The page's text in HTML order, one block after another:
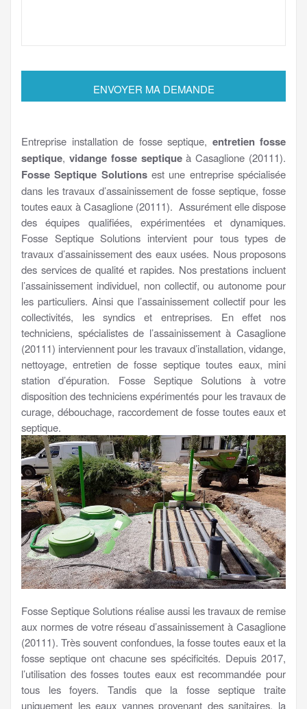
Entreprise installation de fosse septique, entretien fosse
septique, vidange fosse septiqueà Casaglione (20111).
Fosse Septique Solutionsest une entreprise spécialisée
dans les travaux d’assainissement de fosse septique, fosse
toutes eaux à Casaglione (20111). Assurément elle dispose
des équipes qualifiées, expérimentées et dynamiques.
Fosse Septique Solutions intervient pour tous types de
travaux d’assainissement des eaux usées. Nous proposons
des services de qualité et rapides. Nos prestations incluent
l’assainissement individuel, non collectif, ou autonome pour
les particuliers. Ainsi que l’assainissement collectif pour les
collectivités, les syndics et entreprises. En effet nos
techniciens, spécialistes de l’assainissement à Casaglione
(20111) interviennent pour les travaux d’installation, vidange,
nettoyage, entretien de fosse septique toutes eaux, mini
station d’épuration. Fosse Septique Solutions à votre
disposition des techniciens expérimentés pour les travaux de
curage, débouchage, raccordement de fosse toutes eaux et
septique.
Fosse Septique Solutions réalise aussi les travaux de remise
aux normes de votre réseau d’assainissement à Casaglione
(20111). Très souvent confondues, la fosse toutes eaux et la
fosse septique ont chacune ses spécificités. Depuis 2017,
l’utilisation des fosses toutes eaux est recommandée pour
tous les foyers. Tandis que la fosse septique traite
uniquement les eaux vannes provenant des sanitaires, la